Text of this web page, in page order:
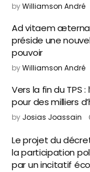
byWilliamson André
Ad vitaem
préside une
pouvoir
byWilliamson André
Vers la fin du TPS
pour des milliers
by Josias Joassain
Le projet du
la participation
par un incitatif